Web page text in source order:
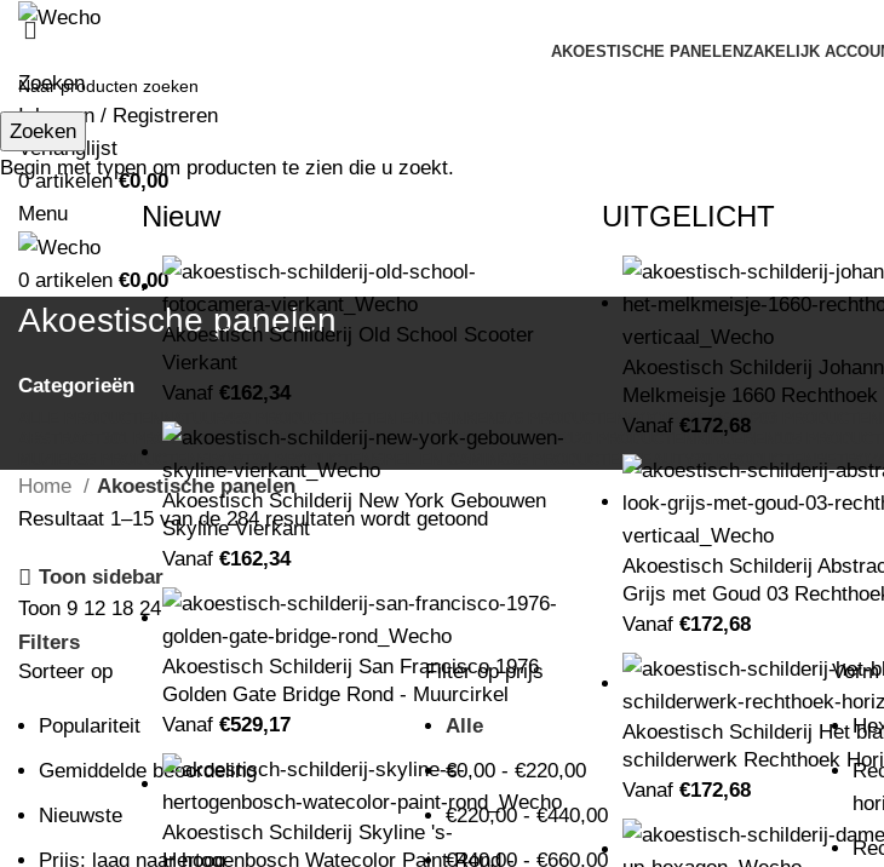
AKOESTISCHE PANELENZAKELIJK
Zoeken
Inloggen / Registreren
Verlanglijst
0artikelen €0,00
Menu
0 artikelen €0,00
Akoestische panelen
Categorieën
NATUUR 376 PRODUCTENMOOIE MENSEN
301 PRODUCTENOUDE MEESTERS124 PRODUCTENVINTAGE KINDEREN
95 PRODUCTENSPORT 94 PRODUCTEN 85 PRODUCTENBEAUTY 80 PRODUCTEN RETRO
Home
Akoestische panelen
Resultaat 1–15 van de 284 resultaten wordt getoond
Toon sidebar
Toon 9 12 18 24
Filters
Sorteer op
Populariteit
Gemiddelde beoordeling
Nieuwste
Prijs: laag naar hoog
Filter op prijs
Alle
€0,00 - €220,00
€220,00-€440,00
€440,00 - €660,00
Vorm
Zoeken
Begin met typen om producten te zien die u zoekt.
Nieuw
Akoestisch Schilderij Old School Scooter
Vierkant
Vanaf €162,34
Akoestisch Schilderij New York Gebouwen
Skyline Vierkant
Vanaf €162,34
Akoestisch Schilderij San Francisco 1976
Golden Gate Bridge Rond - Muurcirkel
Vanaf €529,17
Akoestisch Schilderij Skyline 's-
Hertogenbosch Watecolor Paint Rond -
UITGELICHT
Akoestisch Schilderij
Melkmeisje 1660 Rechthoek
Vanaf €172,68
Akoestisch Schilderij
Grijs met Goud 03
Vanaf €172,68
Akoestisch Schilderij Het
schilderwerk Rechthoek
Vanaf €172,68